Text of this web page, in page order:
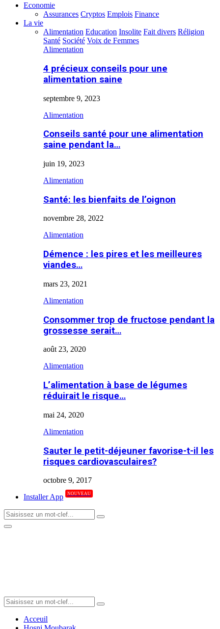
Economie
Assurances Cryptos Emplois Finance
La vie
Alimentation Education Insolite Fait divers Réligion
Santé Société Voix de Femmes
Alimentation
4 précieux conseils pour une
alimentation saine
septembre 9, 2023
Alimentation
Conseils santé pour une alimentation
saine pendant la…
juin 19, 2023
Alimentation
Santé: les bienfaits de l’oignon
novembre 28, 2022
Alimentation
Démence : les pires et les meilleures
viandes…
mars 23, 2021
Alimentation
Consommer trop de fructose pendant la
grossesse serait…
août 23, 2020
Alimentation
L’alimentation à base de légumes
réduirait le risque…
mai 24, 2020
Alimentation
Sauter le petit-déjeuner favorise-t-il les
risques cardiovasculaires?
octobre 9, 2017
Installer App
NOUVEAU
Search
for:
Search
Primary
Search
for:
Search
Acceuil